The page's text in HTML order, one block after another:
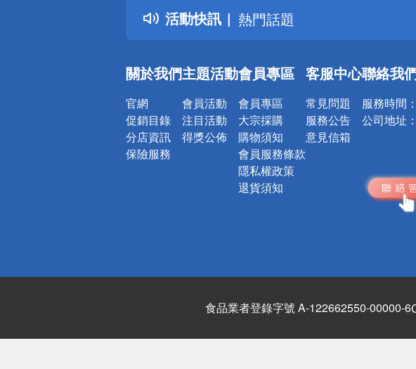
活動快訊
熱門話題
銀行優惠
詐騙網頁！請小心！
關於我們
官網
促銷目錄
分店資訊
保險服務
主題活動
會員活動
注目活動
得獎公佈
會員專區
會員專區
大宗採購
購物須知
會員服務條款
隱私權政策
退貨須知
客服中心
常見問題
服務公告
意見信箱
聯絡我
服務時間：
公司地址：
食品業者登錄字號 A-122662550-00000-6